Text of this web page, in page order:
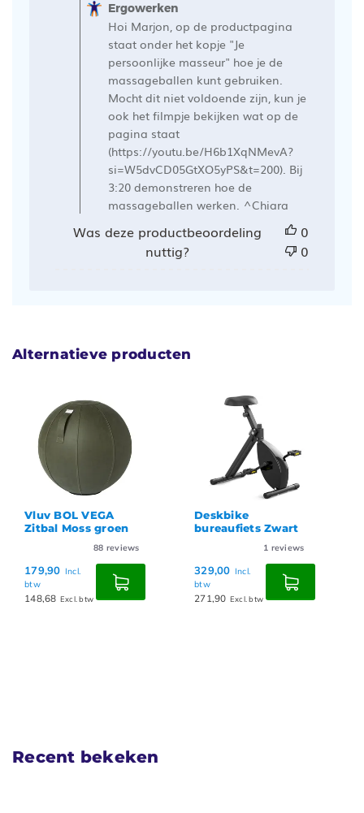
de
winkelier
op
een
recensie
van
op
Mon
Mar
2024
Ergowerken
Hoi Marjon, op de productpagina
staat onder het kopje "Je
persoonlijke masseur" hoe je de
massageballen kunt gebruiken.
Mocht dit niet voldoende zijn, kun je
ook het filmpje bekijken wat op de
pagina staat
(https://youtu.be/H6b1XqNMevA?
si=W5dvCD05GtXO5yPS&t=200). Bij
3:20 demonstreren hoe de
massageballen werken. ^Chiara
Was deze productbeoordeling
nuttig?
0
0
Alternatieve producten
Vluv BOL VEGA
Zitbal Moss groen
88 reviews
179,90 Incl.
btw
148,68 Excl. btw
Deskbike
bureaufiets Zwart
1 reviews
329,00 Incl.
btw
271,90 Excl. btw
Recent bekeken